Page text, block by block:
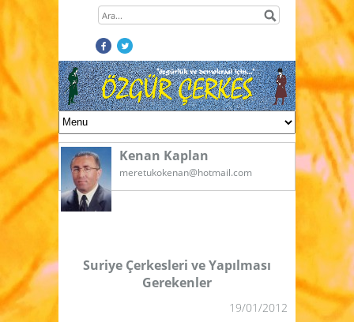
Kenan Kaplan
meretukokenan@hotmail.com
Suriye Çerkesleri ve Yapılması
Gerekenler
19/01/2012